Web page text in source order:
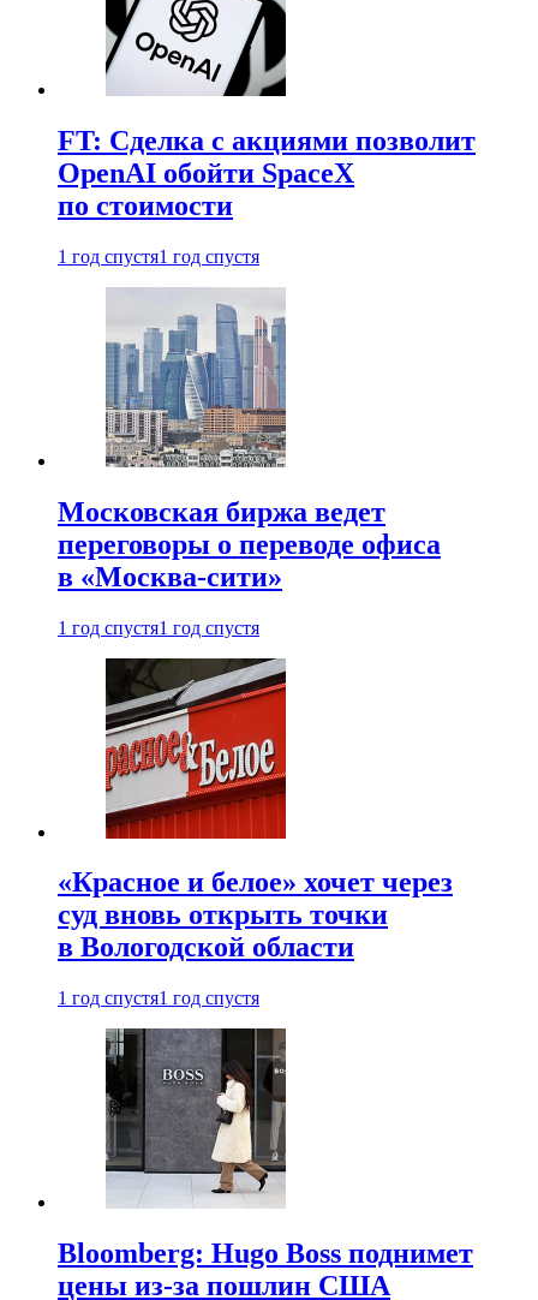
FT: Сделка с акциями позволит
OpenAI обойти SpaceX
по стоимости
1 год спустя1 год спустя
Московская биржа ведет
переговоры о переводе офиса
в «Москва-сити»
1 год спустя1 год спустя
«Красное и белое» хочет через
суд вновь открыть точки
в Вологодской области
1 год спустя1 год спустя
Bloomberg: Hugo Boss поднимет
цены из-за пошлин США